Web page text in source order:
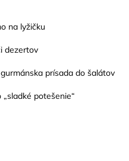
na lyžičku
dezertov
prísada do šalátov
potešenie“